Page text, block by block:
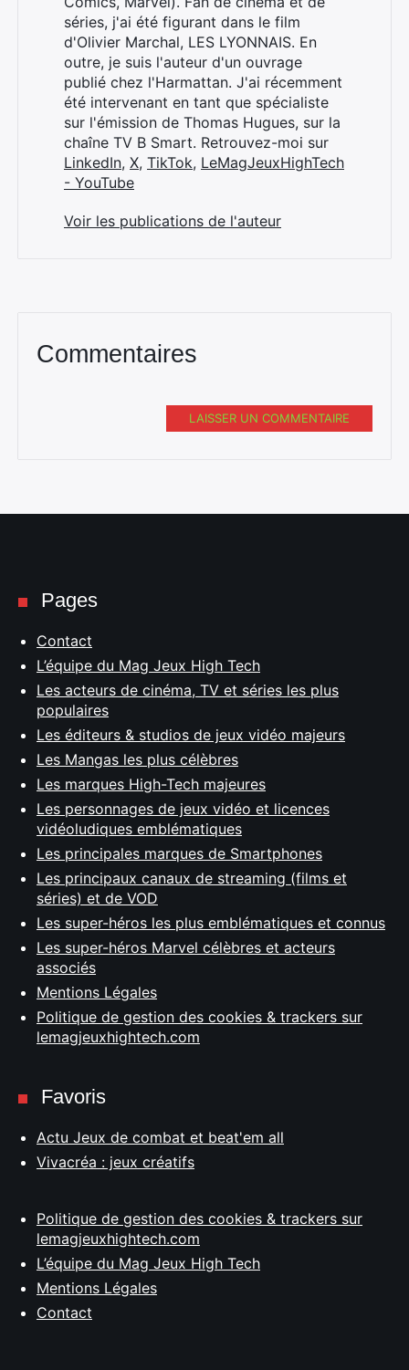
séries, j'ai été figurant dans le film
d'Olivier Marchal, LES LYONNAIS. En
outre, je suis l'auteur d'un ouvrage
publié chez l'Harmattan. J'ai récemment
été intervenant en tant que spécialiste
sur l'émission de Thomas Hugues, sur la
chaîne TV B Smart. Retrouvez-moi sur
LinkedIn, X, TikTok, LeMagJeuxHighTech
- YouTube
Voir les publications de l'auteur
Commentaires
LAISSER UN COMMENTAIRE
Pages
Contact
L’équipe du Mag Jeux High Tech
Les acteurs de cinéma, TV et séries les plus
populaires
Les éditeurs & studios de jeux vidéo majeurs
Les Mangas les plus célèbres
Les marques High-Tech majeures
Les personnages de jeux vidéo et licences
vidéoludiques emblématiques
Les principales marques de Smartphones
Les principaux canaux de streaming (films et
séries) et de VOD
Les super-héros les plus emblématiques et connus
Les super-héros Marvel célèbres et acteurs
associés
Mentions Légales
Politique de gestion des cookies & trackers sur
lemagjeuxhightech.com
Favoris
Actu Jeux de combat et beat'em all
Vivacréa : jeux créatifs
Politique de gestion des cookies & trackers sur
lemagjeuxhightech.com
L’équipe du Mag Jeux High Tech
Mentions Légales
Contact